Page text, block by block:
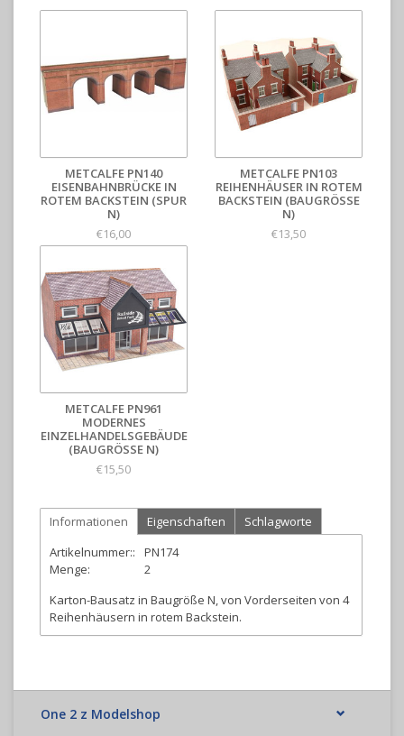
METCALFE PN140
EISENBAHNBRÜCKE IN
ROTEM BACKSTEIN (SPUR
N)
€16,00
METCALFE PN103
REIHENHÄUSER IN ROTEM
BACKSTEIN (BAUGRÖSSE N
)
€13,50
METCALFE PN961
MODERNES
EINZELHANDELSGEBÄUDE
(BAUGRÖSSE N)
€15,50
Informationen Eigenschaften
Schlagworte
Artikelnummer::
PN174
Menge:
2
Karton-Bausatz in Baugröße N, von Vorderseiten von 4
Reihenhäusern in rotem Backstein.
One 2 z Modelshop